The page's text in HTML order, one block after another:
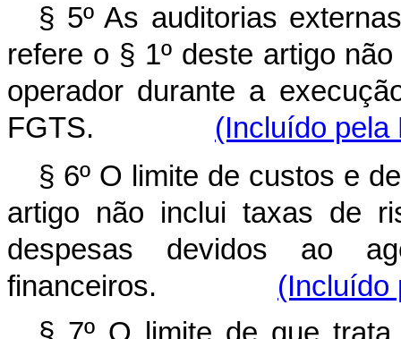
§ 5º As auditorias
refere o § 1º deste artigo
operador durante a
FGTS. (Incluído pela
§ 6º O limite de custos e
artigo não inclui taxas de
despesas devidos ao
financeiros. (Incluído
§ 7º O limite de que